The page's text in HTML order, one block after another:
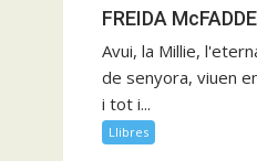
FREIDA
Avui, la Millie,
de senyora, viuen
i tot i...
Llibres